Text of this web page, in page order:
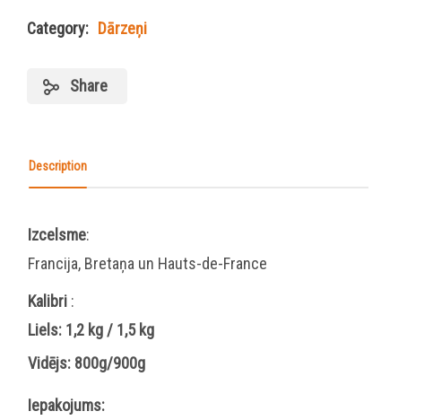
Category: Dārzeņi
Share
Description
Izcelsme:
Francija, Bretaņa un Hauts-de-France
Kalibri:
Liels: 1,2 kg / 1,5 kg
Vidējs: 800g/900g
Iepakojums: